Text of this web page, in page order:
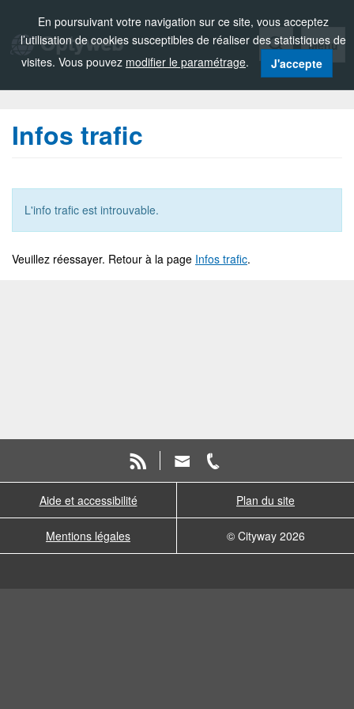
En poursuivant votre navigation sur ce site, vous acceptez
l’utilisation de cookies susceptibles de réaliser des statistiques de
visites. Vous pouvez modifier le paramétrage. J'accepte
Menu
Infos trafic
L'info trafic est introuvable.
Veuillez réessayer. Retour à la page Infos trafic.
Aide et accessibilité Plan du site
Mentions légales © Cityway 2026